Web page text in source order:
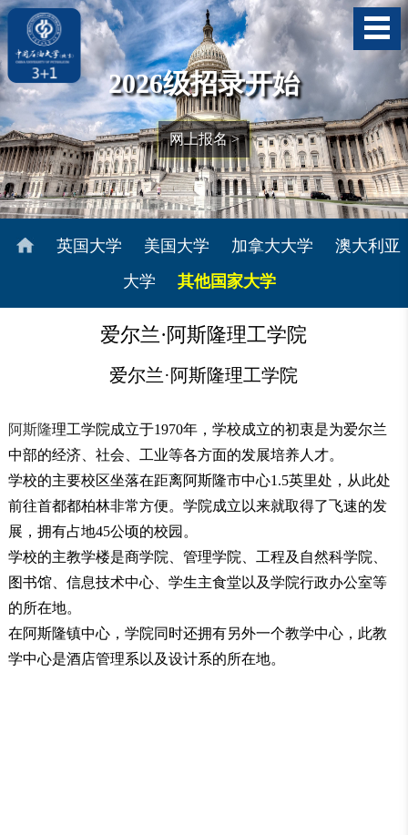
2026级招录开始
网上报名 >
英国大学 美国大学 加拿大大学
澳大利亚
大学
其他国家大学
爱尔兰·阿斯隆理工学院
爱尔兰·阿斯隆理工学院
阿斯隆理工学院成立于1970年，学校成立的初衷是为爱尔兰
中部的经济、社会、工业等各方面的发展培养人才。
学校的主要校区坐落在距离阿斯隆市中心1.5英里处，从此处
前往首都都柏林非常方便。学院成立以来就取得了飞速的发
展，拥有占地45公顷的校园。
学校的主教学楼是商学院、管理学院、工程及自然科学院、
图书馆、信息技术中心、学生主食堂以及学院行政办公室等
的所在地。
在阿斯隆镇中心，学院同时还拥有另外一个教学中心，此教
学中心是酒店管理系以及设计系的所在地。